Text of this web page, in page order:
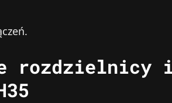
rozdzielnicy i